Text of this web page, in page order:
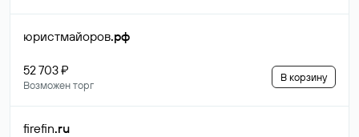
юристмайоров.рф
52 703 ₽
Возможен торг
В корзину
firefin.ru